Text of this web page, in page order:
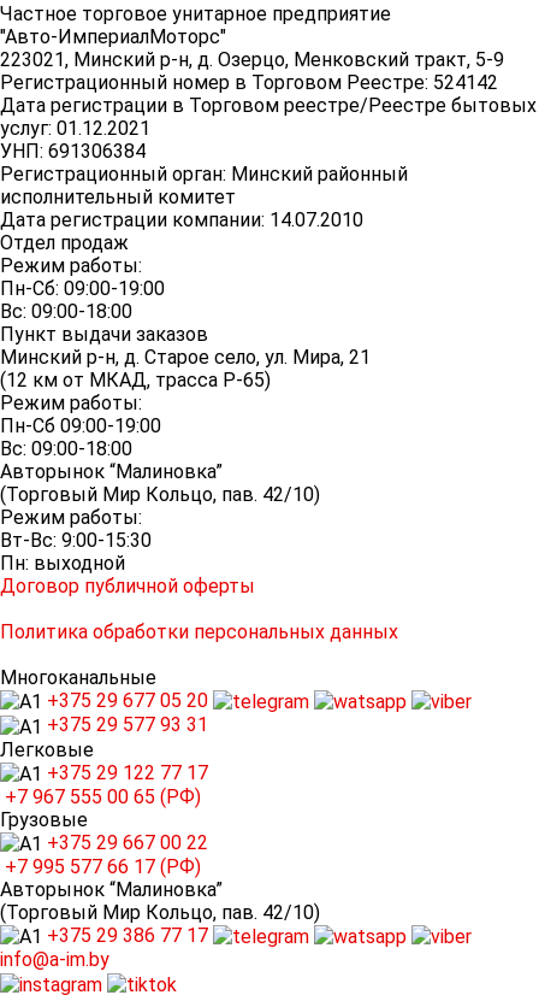
Частное торговое унитарное предприятие
"Авто-ИмпериалМоторс"
223021, Минский р-н, д. Озерцо, Менковский тракт, 5-9
Регистрационный номер в Торговом Реестре: 524142
Дата регистрации в Торговом реестре/Реестре бытовых
услуг: 01.12.2021
УНП: 691306384
Регистрационный орган: Минский районный
исполнительный комитет
Дата регистрации компании: 14.07.2010
Отдел продаж
Режим работы:
Пн-Сб: 09:00-19:00
Вс: 09:00-18:00
Пункт выдачи заказов
Минский р-н, д. Старое село, ул. Мира, 21
(12 км от МКАД, трасса P-65)
Режим работы:
Пн-Сб 09:00-19:00
Вс: 09:00-18:00
Авторынок “Малиновка”
(Торговый Мир Кольцо, пав. 42/10)
Режим работы:
Вт-Вс: 9:00-15:30
Пн: выходной
Договор публичной оферты
Политика обработки персональных данных
Многоканальные
+375 29 677 05 20
+375 29 577 93 31
Легковые
+375 29 122 77 17
+7 967 555 00 65 (РФ)
Грузовые
+375 29 667 00 22
+7 995 577 66 17 (РФ)
Авторынок “Малиновка”
(Торговый Мир Кольцо, пав. 42/10)
+375 29 386 77 17
info@a-im.by